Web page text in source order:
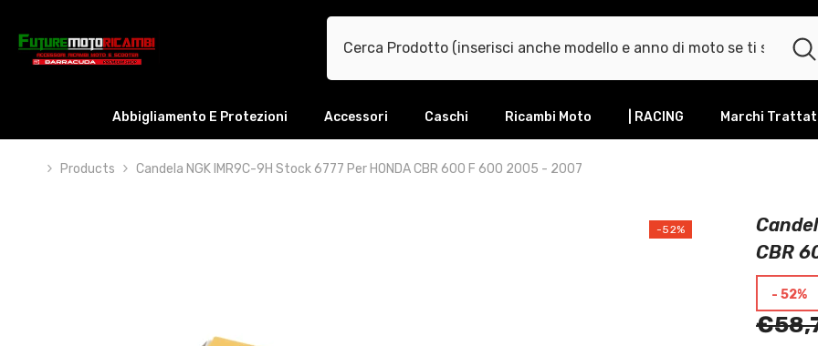
Abbigliamento E Protezioni Accessori Caschi Ricambi Moto | RACING Marchi
Products Candela NGK IMR9C-9H Stock 6777 Per HONDA CBR 600 F 600 2005 - 2007
-52%
CBR
- 52%